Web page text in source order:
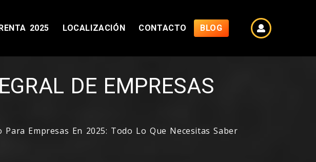
2025 LOCALIZACIÓN CONTACTO BLOG
DE EMPRESAS
Empresas En 2025: Todo Lo Que Necesitas Saber